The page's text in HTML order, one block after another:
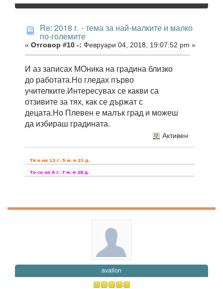
Re: 2018 г. - тема за най-малките и малко
по-големите
« Отговор #10 -: Февруари 04, 2018, 19:07:52 pm »
И аз записах МОника на градина близко
до работата.Но гледах първо
учителките.Интересувах се какви са
отзивите за тях, как се държат с
децата.Но Плевен е малък град и можеш
да избираш градината.
Активен
avallon